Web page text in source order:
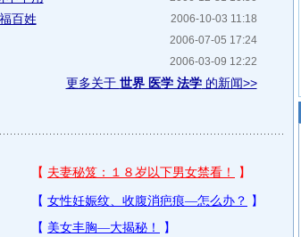
2006-10-03 11:18
百姓
2006-07-05 17:24
2006-03-09 12:22
更多关于 世界 医学 法学的新闻>>